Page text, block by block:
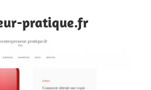
pratique.fr